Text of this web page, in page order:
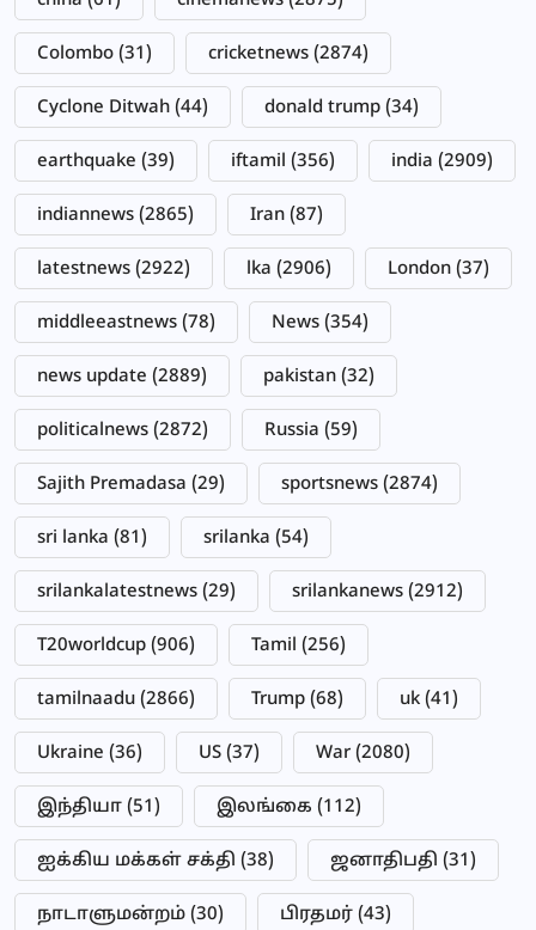
Colombo (31) cricketnews (2874)
Cyclone Ditwah (44) donald trump (34)
earthquake (39) iftamil (356) india (2909)
indiannews (2865) Iran (87)
latestnews (2922) lka (2906) London (37)
middleeastnews (78) News (354)
news update (2889) pakistan (32)
politicalnews (2872) Russia (59)
Sajith Premadasa (29) sportsnews (2874)
sri lanka (81) srilanka (54)
srilankalatestnews (29) srilankanews (2912)
T20worldcup (906) Tamil (256)
tamilnaadu (2866) Trump (68) uk (41)
Ukraine (36) US (37) War (2080)
இந்தியா (51) இலங்கை (112)
ஐக்கிய மக்கள் சக்தி (38) ஜனாதிபதி (31)
நாடாளுமன்றம் (30) பிரதமர் (43)